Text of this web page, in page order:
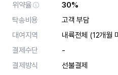
위약율
30%
탁송비용
고객 부담
대여지역
내륙전체 (12개월
결제수단
-
결제방식
선불결제